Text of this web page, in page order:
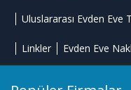
Uluslararası Evden Eve
Linkler Evden Eve